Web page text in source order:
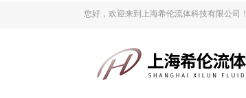
您好，欢迎来到上海希伦流体科技有限公司！